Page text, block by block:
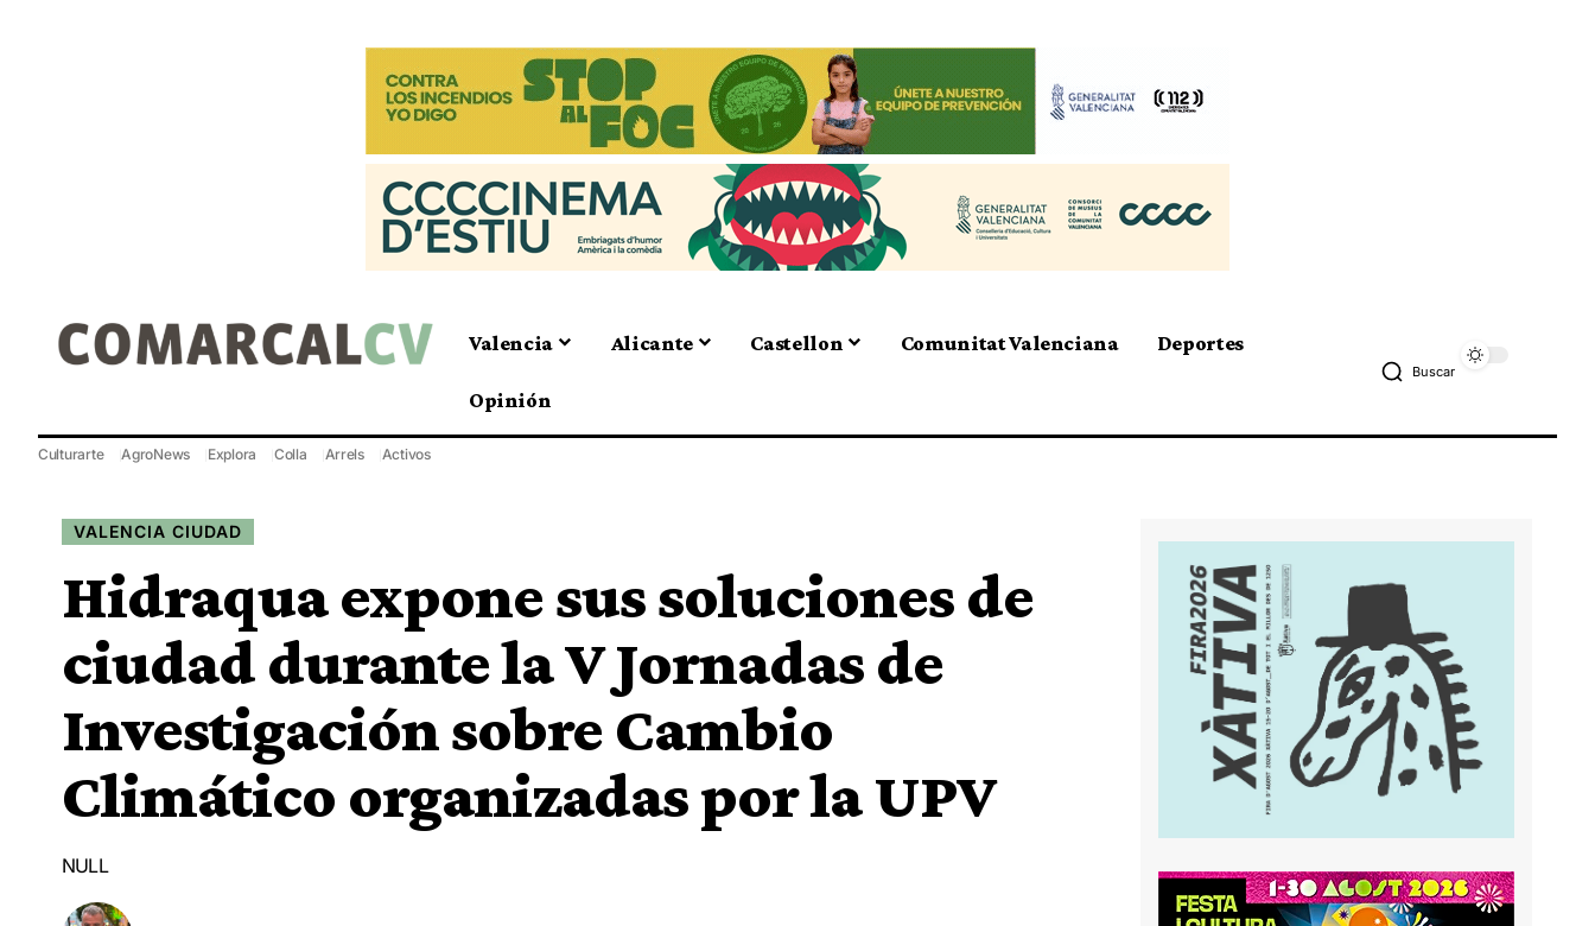
Valencia Alicante Castellon Comunitat Valenciana Deportes
Opinión
Buscar
Culturarte AgroNews Explora Colla Arrels Activos
VALENCIA CIUDAD
Hidraqua expone sus soluciones de
ciudad durante la V Jornadas de
Investigación sobre Cambio
Climático organizadas por la UPV
NULL